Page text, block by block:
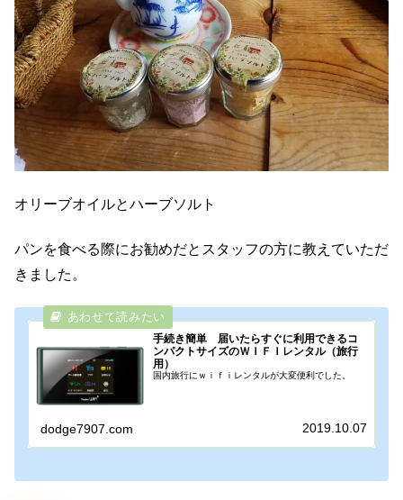
オリーブオイルとハーブソルト
パンを食べる際にお勧めだとスタッフの方に教えていただ
きました。
手続き簡単 届いたらすぐに利用できるコ
ンパクトサイズのＷＩＦＩレンタル（旅行
用）
国内旅行にｗｉｆｉレンタルが大変便利でした。
dodge7907.com 2019.10.07